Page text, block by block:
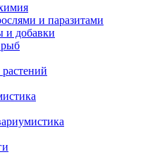
и паразитами
и добавки
рыб